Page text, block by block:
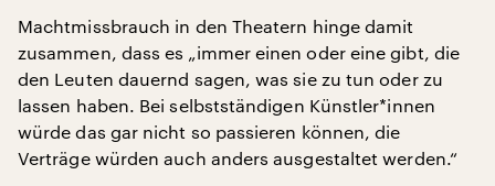
Machtmissbrauch in den Theatern hinge damit
zusammen, dass es „immer einen oder eine gibt, die
den Leuten dauernd sagen, was sie zu tun oder zu
lassen haben. Bei selbstständigen Künstler*innen
würde das gar nicht so passieren können, die
Verträge würden auch anders ausgestaltet werden.“